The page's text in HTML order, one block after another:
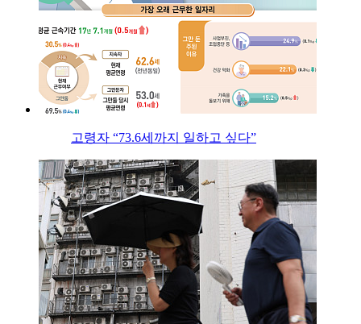
고령자 “73.6세까지 일하고 싶다”